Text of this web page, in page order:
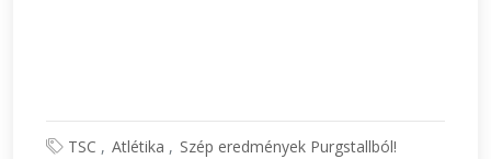
TSC Atlétika Szép eredmények Purgstallból!